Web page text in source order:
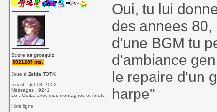
Score au grosquiz
0021285 pts.
Joue àZelda TOTK
Inscrit : Jul 18, 2002
Messages : 9241
De : Ooita, avec mer, montagnes et forets
Hors ligne
Oui, tu lui
des annees
d'une BGM tu
d'ambiance
le repaire d'un
harpe"